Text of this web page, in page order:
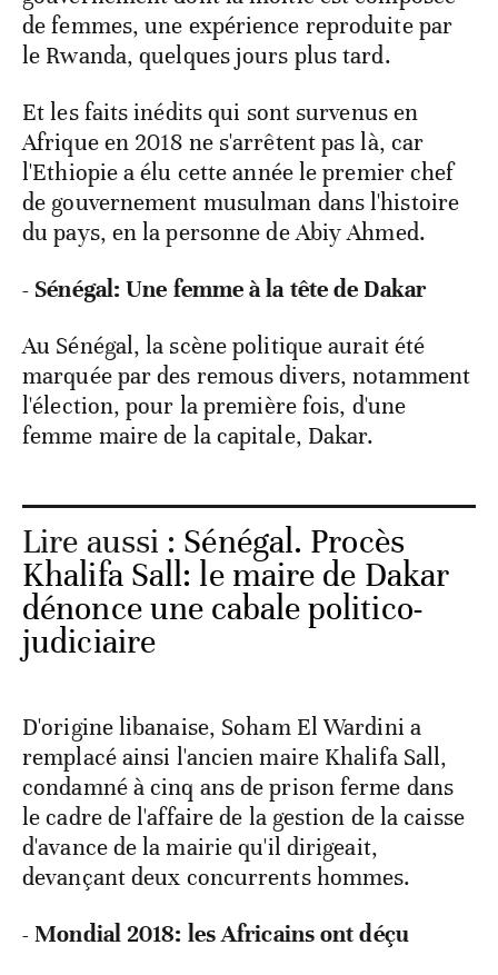
de femmes, une expérience reproduite par
le Rwanda, quelques jours plus tard.
Et les faits inédits qui sont survenus en
Afrique en 2018 ne s'arrêtent pas là, car
l'Ethiopie a élu cette année le premier chef
de gouvernement musulman dans l'histoire
du pays, en la personne de Abiy Ahmed.
- Sénégal: Une femme à la tête de Dakar
Au Sénégal, la scène politique aurait été
marquée par des remous divers, notamment
l'élection, pour la première fois, d'une
femme maire de la capitale, Dakar.
Lire aussi : Sénégal. Procès
Khalifa Sall: le maire de Dakar
dénonce une cabale politico-
judiciaire
D'origine libanaise, Soham El Wardini a
remplacé ainsi l'ancien maire Khalifa Sall,
condamné à cinq ans de prison ferme dans
le cadre de l'affaire de la gestion de la caisse
d'avance de la mairie qu'il dirigeait,
devançant deux concurrents hommes.
- Mondial 2018: les Africains ont déçu